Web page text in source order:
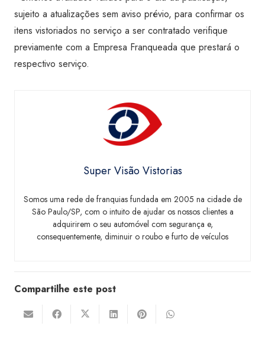
sujeito a atualizações sem aviso prévio, para confirmar os
itens vistoriados no serviço a ser contratado verifique
previamente com a Empresa Franqueada que prestará o
respectivo serviço.
Super Visão Vistorias
Somos uma rede de franquias fundada em 2005 na cidade de
São Paulo/SP, com o intuito de ajudar os nossos clientes a
adquirirem o seu automóvel com segurança e,
consequentemente, diminuir o roubo e furto de veículos
Compartilhe este post